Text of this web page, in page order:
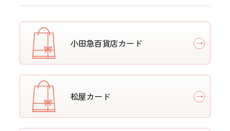
小田急百貨店カード
松屋カード